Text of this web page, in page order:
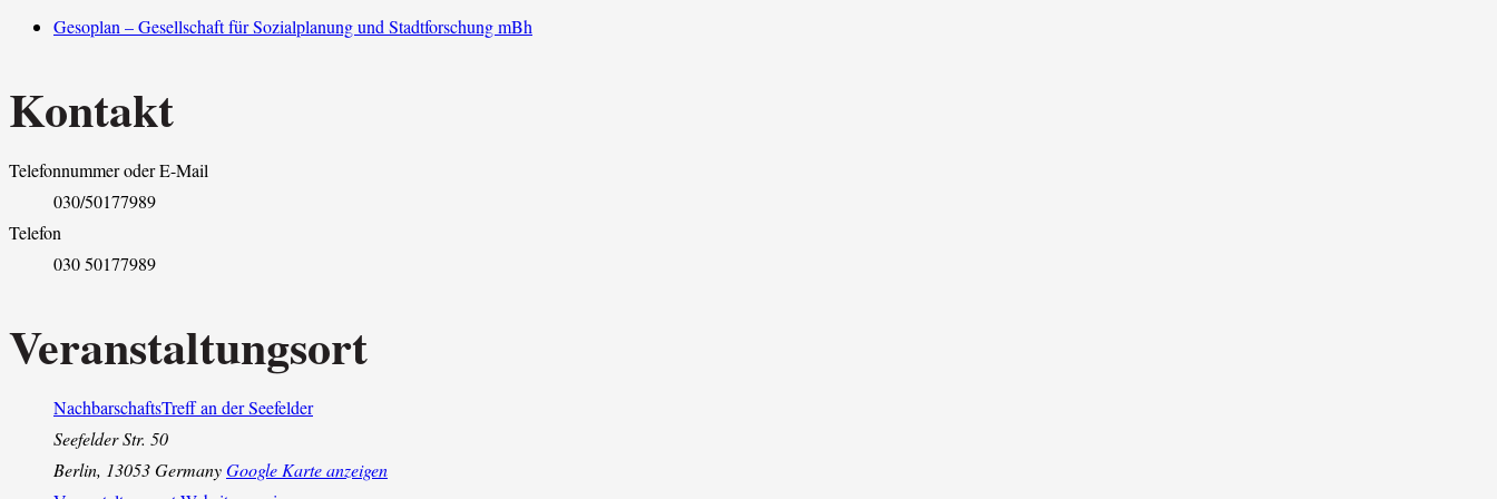
Gesoplan – Gesellschaft für Sozialplanung und Stadtforschung mBh
Kontakt
Telefonnummer oder E-Mail
030/50177989
Telefon
030 50177989
Veranstaltungsort
NachbarschaftsTreff an der Seefelder
Seefelder Str. 50
Berlin, 13053GermanyGoogle Karte anzeigen